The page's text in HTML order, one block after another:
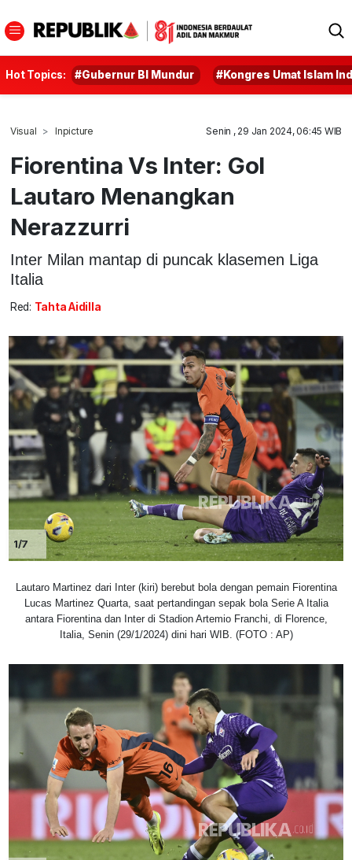
Hot Topics: #Gubernur BI Mundur #Kongres Umat Islam
Visual Inpicture Senin , 29 Jan 2024, 06:45 WIB
Fiorentina Vs Inter: Gol
Lautaro Menangkan
Nerazzurri
Inter Milan mantap di puncak klasemen Liga
Italia
Red: Tahta Aidilla
1/7
Lautaro Martinez dari Inter (kiri) berebut bola dengan pemain Fiorentina
Lucas Martinez Quarta, saat pertandingan sepak bola Serie A Italia
antara Fiorentina dan Inter di Stadion Artemio Franchi, di Florence,
Italia, Senin (29/1/2024) dini hari WIB. (FOTO : AP)